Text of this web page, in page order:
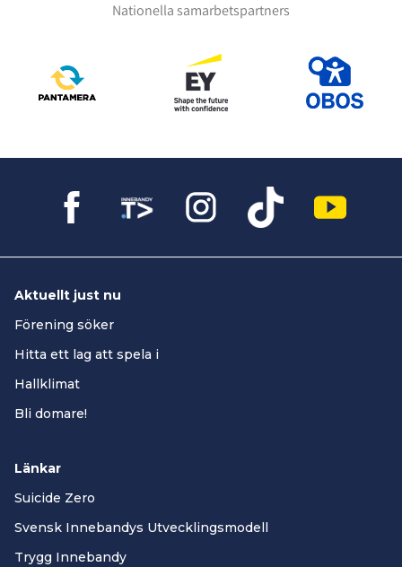
Nationella samarbetspartners
Aktuellt just nu
Förening söker
Hitta ett lag att spela i
Hallklimat
Bli domare!
Länkar
Suicide Zero
Svensk Innebandys Utvecklingsmodell
Trygg Innebandy